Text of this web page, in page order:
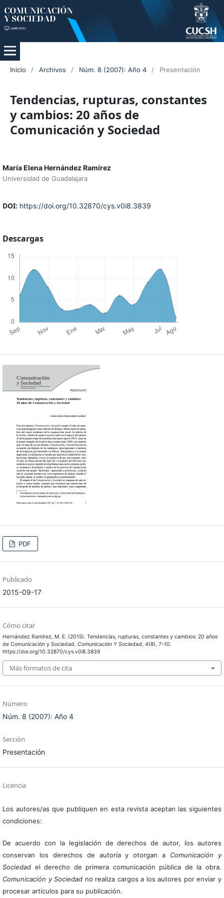
Inicio / Archivos / Núm. 8 (2007): Año 4 / Presentación
Tendencias, rupturas, constantes
y cambios: 20 años de
Comunicación y Sociedad
María Elena Hernández Ramírez
Universidad de Guadalajara
DOI: https://doi.org/10.32870/cys.v0i8.3839
Descargas
PDF
Publicado
2015-09-17
Cómo citar
Hernández Ramírez, M. E. (2015). Tendencias, rupturas, constantes y cambios: 20 años
de Comunicación y Sociedad. Comunicación Y Sociedad, 4(8), 7–10.
https://doi.org/10.32870/cys.v0i8.3839
Más formatos de cita
Número
Núm. 8 (2007): Año 4
Sección
Presentación
Licencia
Los autores/as que publiquen en esta revista aceptan las siguientes
condiciones:
De acuerdo con la legislación de derechos de autor, los autores
conservan los derechos de autoría y otorgan a Comunicación y
Sociedadel derecho de primera comunicación pública de la obra.
Comunicación y Sociedad no realiza cargos a los autores por enviar y
procesar artículos para su publicación.